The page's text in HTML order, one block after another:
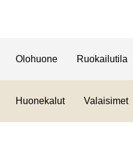
Olohuone Ruokailutila
Huonekalut Valaisimet